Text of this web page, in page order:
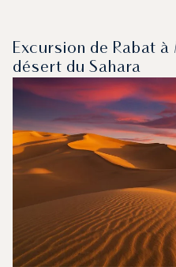
Excursion de Rabat
désert du Sahara